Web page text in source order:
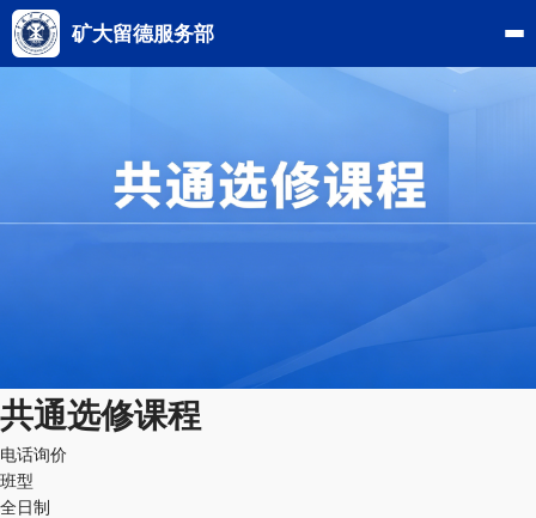
矿大留德服务部
共通选修课程
电话询价
班型
全日制